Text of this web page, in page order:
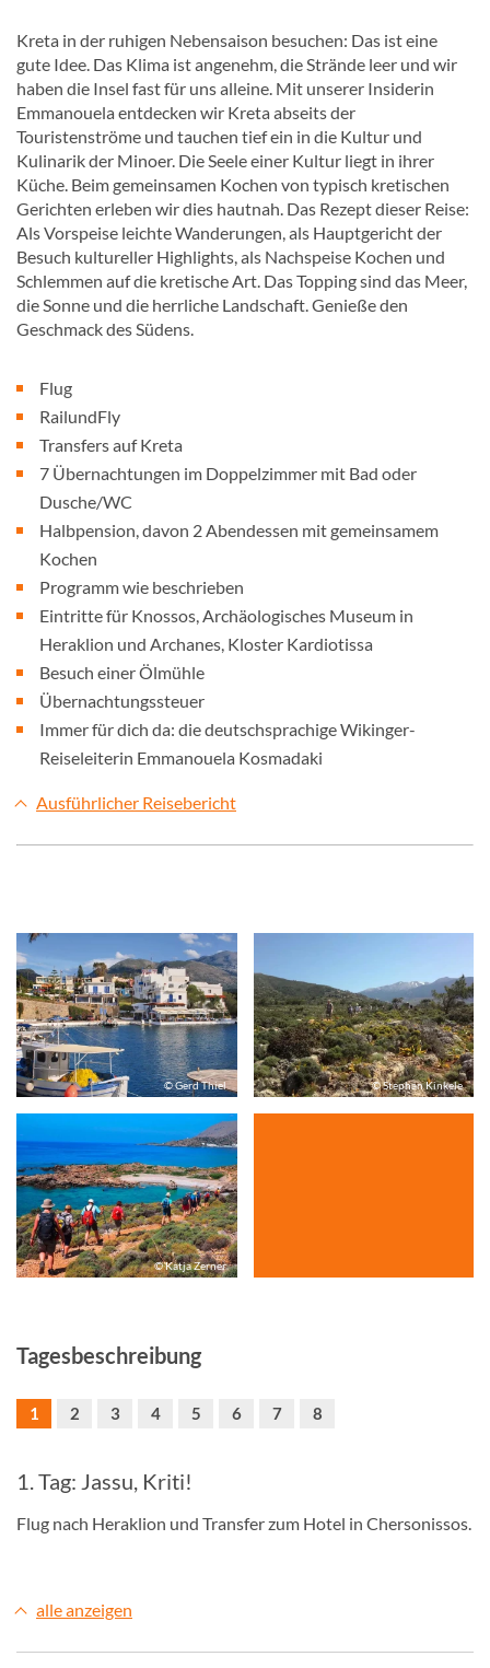
Kreta in der ruhigen Nebensaison besuchen: Das ist eine
gute Idee. Das Klima ist angenehm, die Strände leer und wir
haben die Insel fast für uns alleine. Mit unserer Insiderin
Emmanouela entdecken wir Kreta abseits der
Touristenströme und tauchen tief ein in die Kultur und
Kulinarik der Minoer. Die Seele einer Kultur liegt in ihrer
Küche. Beim gemeinsamen Kochen von typisch kretischen
Gerichten erleben wir dies hautnah. Das Rezept dieser Reise:
Als Vorspeise leichte Wanderungen, als Hauptgericht der
Besuch kultureller Highlights, als Nachspeise Kochen und
Schlemmen auf die kretische Art. Das Topping sind das Meer,
die Sonne und die herrliche Landschaft. Genieße den
Geschmack des Südens.
Flug
RailundFly
Transfers auf Kreta
7 Übernachtungen im Doppelzimmer mit Bad oder
Dusche/WC
Halbpension, davon 2 Abendessen mit gemeinsamem
Kochen
Programm wie beschrieben
Eintritte für Knossos, Archäologisches Museum in
Heraklion und Archanes, Kloster Kardiotissa
Besuch einer Ölmühle
Übernachtungssteuer
Immer für dich da: die deutschsprachige Wikinger-
Reiseleiterin Emmanouela Kosmadaki
Ausführlicher Reisebericht
© Gerd Thiel © Stephan Kinkele
© Katja Zerner
Tagesbeschreibung
1 2 3 4 5 6 7 8
1. Tag: Jassu, Kriti!
Flug nach Heraklion und Transfer zum Hotel in Chersonissos.
alle anzeigen